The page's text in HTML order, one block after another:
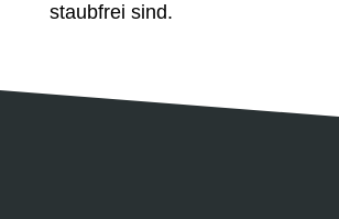
staubfrei sind.